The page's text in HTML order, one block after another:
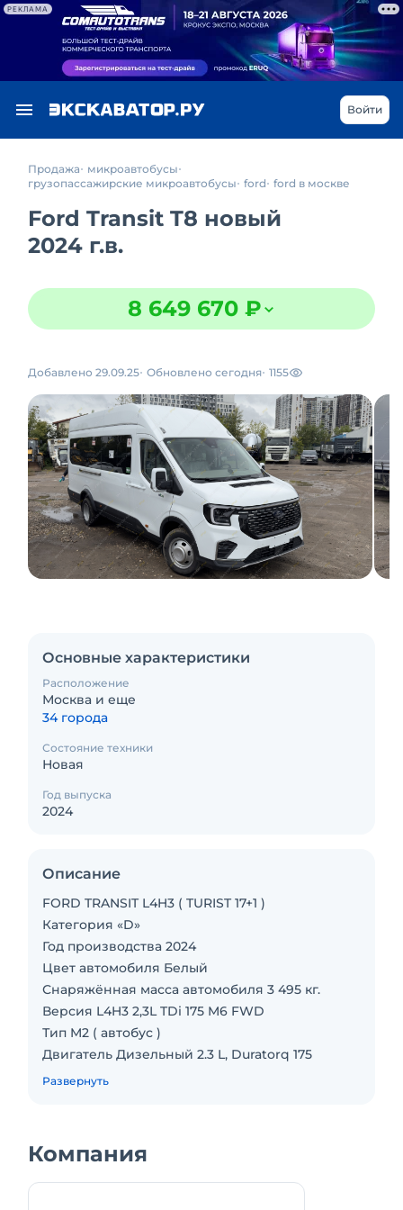
РЕКЛАМА
Войти
Продажа
микроавтобусы
грузопассажирские микроавтобусы ford ford в москве
Ford Transit T8 новый
2024 г.в.
8 649 670 ₽
Добавлено 29.09.25 Обновлено сегодня 1155
Основные характеристики
Расположение
Москва и еще
34 города
Состояние техники
Новая
Год выпуска
2024
Описание
FORD TRANSIT L4H3 ( TURIST 17+1 )
Категория «D»
Год производства 2024
Цвет автомобиля Белый
Снаряжённая масса автомобиля 3 495 кг.
Версия L4H3 2,3L TDi 175 M6 FWD
Тип M2 ( автобус )
Двигатель Дизельный 2.3 L, Duratorq 175
л.с./430 Нм
Грузоподъемность по ПТС, кг 985 кг.
Габариты автомобиля (д*ш*в), мм
Развернуть
Компания